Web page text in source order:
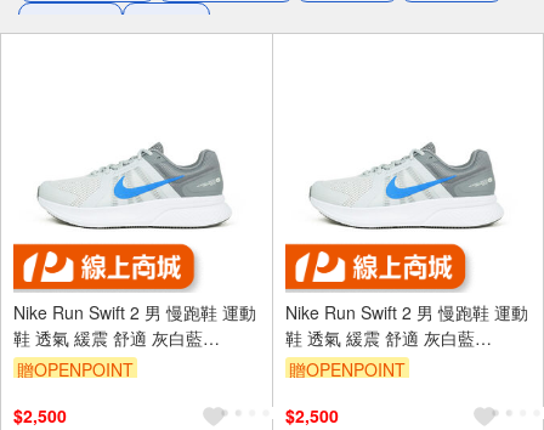
Nike Run Swift 2 男 慢跑鞋 運動
鞋 透氣 緩震 舒適 灰白藍
[CU3517-015]
贈OPENPOINT
$2,500
Nike Run Swift 2 男 慢跑鞋 運動
鞋 透氣 緩震 舒適 灰白藍
[CU3517-015]
贈OPENPOINT
$2,500